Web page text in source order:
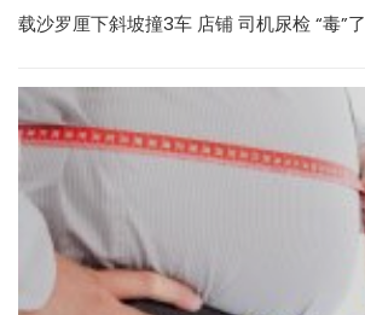
载沙罗厘下斜坡撞3车 店铺 司机尿检 “毒”了